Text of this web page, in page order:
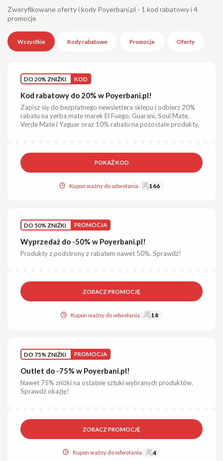
Zweryfikowane oferty i kody Poyerbani.pl - 1 kod rabatowy i 4
promocje
Wszystkie Kody rabatowe Promocje Oferty
DO 20% ZNIŻKI KOD
Kod rabatowy do 20% w Poyerbani.pl!
Zapisz się do bezpłatnego newslettera sklepu i odbierz 20%
rabatu na yerba mate marek El Fuego, Guarani, Soul Mate,
Verde Mate i Yaguar oraz 10% rabatu na pozostałe produkty.
POKAŻ KOD
Kupon ważny do odwołania 166
DO 50% ZNIŻKI PROMOCJA
Wyprzedaż do -50% w Poyerbani.pl!
Produkty z podstrony z rabatem nawet 50%. Sprawdź!
ZOBACZ PROMOCJĘ
Kupon ważny do odwołania 18
DO 75% ZNIŻKI PROMOCJA
Outlet do -75% w Poyerbani.pl!
Nawet 75% zniżki na ostatnie sztuki wybranych produktów.
Sprawdź okazję!
ZOBACZ PROMOCJĘ
Kupon ważny do odwołania 4